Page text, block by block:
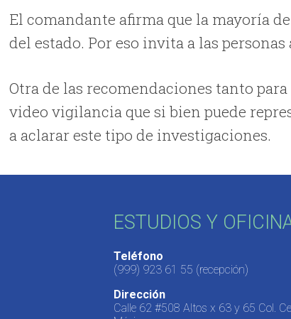
El comandante afirma que la mayoría
del estado. Por eso invita a las
Otra de las recomendaciones tanto
video vigilancia que si bien puede
a aclarar este tipo de investigaciones.
ESTUDIOS Y
Teléfono
(999) 923 61 55 (recepción)
Dirección
Calle 62 #508 Altos x 63 y 65 Col.